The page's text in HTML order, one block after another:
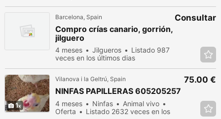
Barcelona, Spain
Compro crías canario, gorrión,
jilguero
4 meses Jilgueros
Listado 987
veces en los últimos dias
Consultar
1
Vilanova i la Geltrú, Spain
NINFAS PAPILLERAS 605205257
4 meses Ninfas
Animal vivo
Oferta
Listado 2632 veces en los
75.00 €